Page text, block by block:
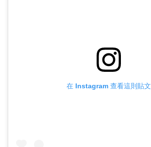
在 Instagram 查看這則貼文